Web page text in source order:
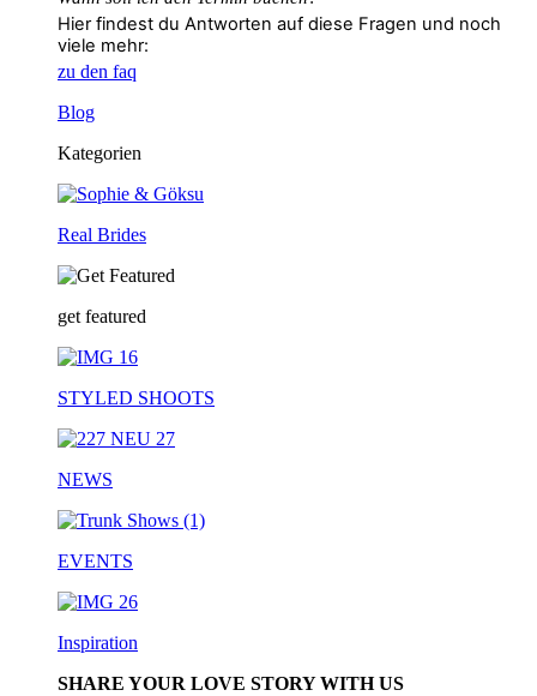
Hier findest du Antworten auf diese Fragen und noch
viele mehr:
zu den faq
Blog
Kategorien
Real Brides
get featured
STYLED SHOOTS
NEWS
EVENTS
Inspiration
SHARE YOUR LOVE STORY WITH US